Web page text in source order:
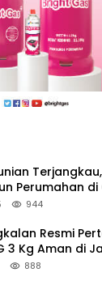
Perumahan di
944
Resmi
3 Kg Aman di
888